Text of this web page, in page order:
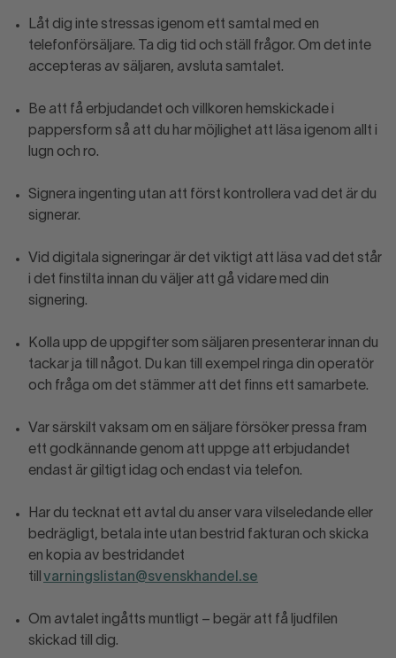
Låt dig inte stressas igenom ett samtal med en
telefonförsäljare. Ta dig tid och ställ frågor. Om det inte
accepteras av säljaren, avsluta samtalet.
Be att få erbjudandet och villkoren hemskickade i
pappersform så att du har möjlighet att läsa igenom allt i
lugn och ro.
Signera ingenting utan att först kontrollera vad det är du
signerar.
Vid digitala signeringar är det viktigt att läsa vad det står
i det finstilta innan du väljer att gå vidare med din
signering.
Kolla upp de uppgifter som säljaren presenterar innan du
tackar ja till något. Du kan till exempel ringa din operatör
och fråga om det stämmer att det finns ett samarbete.
Var särskilt vaksam om en säljare försöker pressa fram
ett godkännande genom att uppge att erbjudandet
endast är giltigt idag och endast via telefon.
Har du tecknat ett avtal du anser vara vilseledande eller
bedrägligt, betala inte utan bestrid fakturan och skicka
en kopia av bestridandet
till varningslistan@svenskhandel.se
Om avtalet ingåtts muntligt – begär att få ljudfilen
skickad till dig.